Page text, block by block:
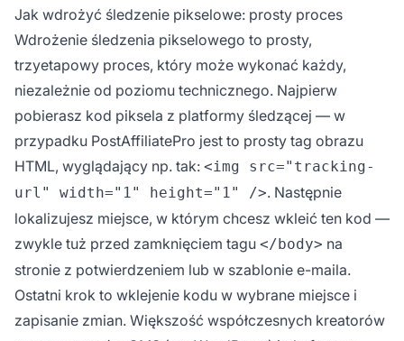
Jak wdrożyć śledzenie pikselowe: prosty proces
Wdrożenie śledzenia pikselowego to prosty,
trzyetapowy proces, który może wykonać każdy,
niezależnie od poziomu technicznego. Najpierw
pobierasz kod piksela z platformy śledzącej — w
przypadku PostAffiliatePro jest to prosty tag obrazu
HTML, wyglądający np. tak: <img src="tracking-
url" width="1" height="1" />. Następnie
lokalizujesz miejsce, w którym chcesz wkleić ten kod —
zwykle tuż przed zamknięciem tagu </body> na
stronie z potwierdzeniem lub w szablonie e-maila.
Ostatni krok to wklejenie kodu w wybrane miejsce i
zapisanie zmian. Większość współczesnych kreatorów